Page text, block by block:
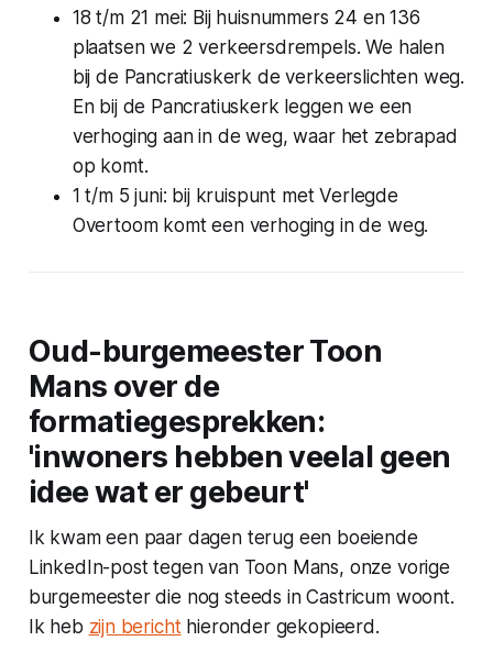
18 t/m 21 mei: Bij huisnummers 24 en 136
plaatsen we 2 verkeersdrempels. We halen
bij de Pancratiuskerk de verkeerslichten weg.
En bij de Pancratiuskerk leggen we een
verhoging aan in de weg, waar het zebrapad
op komt.
1 t/m 5 juni: bij kruispunt met Verlegde
Overtoom komt een verhoging in de weg.
Oud-burgemeester Toon
Mans over de
formatiegesprekken:
'inwoners hebben veelal geen
idee wat er gebeurt'
Ik kwam een paar dagen terug een boeiende
LinkedIn-post tegen van Toon Mans, onze vorige
burgemeester die nog steeds in Castricum woont.
Ik heb zijn berichthieronder gekopieerd.